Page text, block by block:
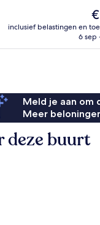
De
is
inclusief belastingen en
6 sep
Meld je aan om
Meer
deze buurt